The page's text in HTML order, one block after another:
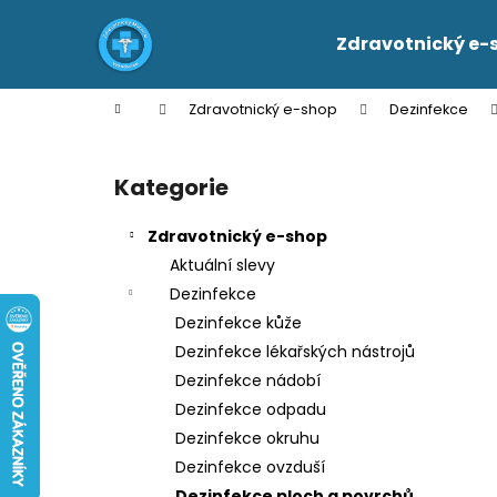
Zdravotnický e-
Domů Zdravotnický e-shop Dezinfekce
Přeskočit
kategorie
Kategorie
Zdravotnický e-shop
Aktuální slevy
Dezinfekce
Dezinfekce kůže
Dezinfekce lékařských nástrojů
Dezinfekce nádobí
Dezinfekce odpadu
Dezinfekce okruhu
Dezinfekce ovzduší
í
Zpět
do
Zpět
do